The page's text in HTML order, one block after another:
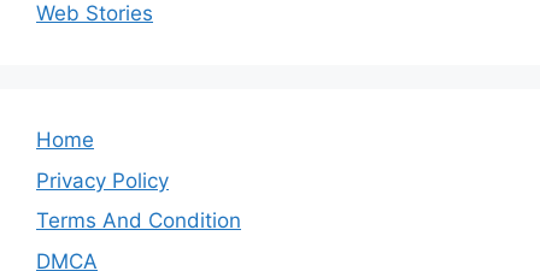
Web Stories
Home
Privacy Policy
Terms And Condition
DMCA